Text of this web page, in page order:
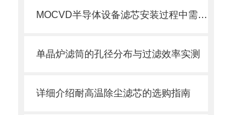
MOCVD半导体设备滤芯安装过程中需要注意的几个关键步骤
单晶炉滤筒的孔径分布与过滤效率实测
详细介绍耐高温除尘滤芯的选购指南